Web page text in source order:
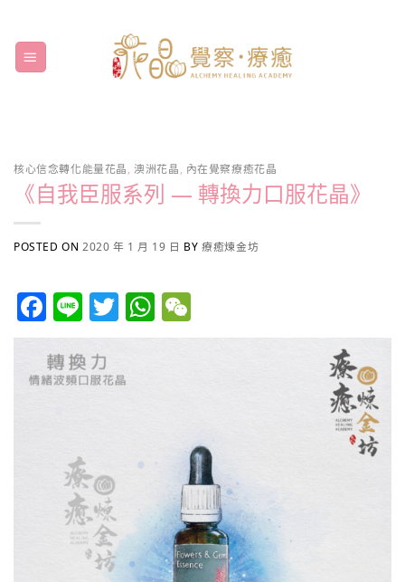
content
核心信念轉化能量花晶,澳洲花晶, 內在覺察療癒花晶
《自我臣服系列 — 轉換力口服花晶》
POSTED ON 2020 年 1 月 19 日 BY療癒煉金坊
Facebook
LineTwitterWhatsApp